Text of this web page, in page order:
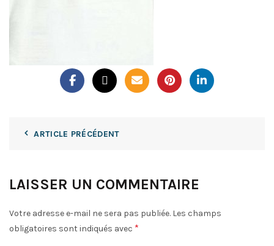
ARTICLE PRÉCÉDENT
LAISSER UN COMMENTAIRE
Votre adresse e-mail ne sera pas publiée. Les champs
obligatoires sont indiqués avec *